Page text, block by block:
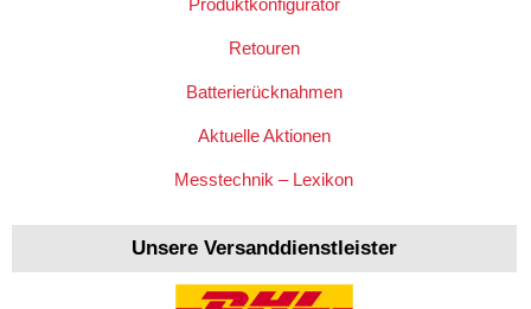
Produktkonfigurator
Retouren
Batterierücknahmen
Aktuelle Aktionen
Messtechnik – Lexikon
Unsere Versanddienstleister